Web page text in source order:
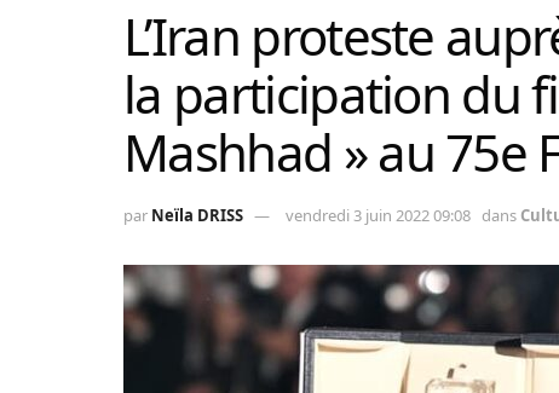
L’Iran proteste
la participation du
Mashhad » au 75e
par Neïla DRISS vendredi 3 juin 2022 09:08 dans